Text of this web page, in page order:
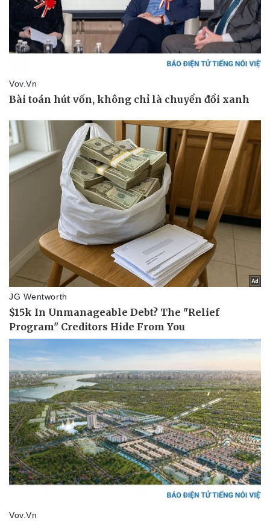
Sức khỏe
Dinh dưỡng - món ngon
Cây thuốc
Sản phụ khoa
Nhi khoa
Nam khoa
Làm đẹp - giảm cân
Đời sống
Nhà đẹp
Blog
Tình yêu - Gia đình